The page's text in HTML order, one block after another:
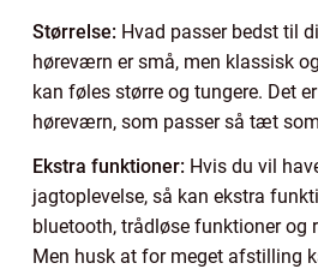
Størrelse: Hvad passer bedst til
høreværn er små, men klassisk
kan føles større og tungere. Det
høreværn, som passer så tæt
Ekstra funktioner: Hvis du vil
jagtoplevelse, så kan ekstra
bluetooth, trådløse funktioner og
Men husk at for meget afstilling